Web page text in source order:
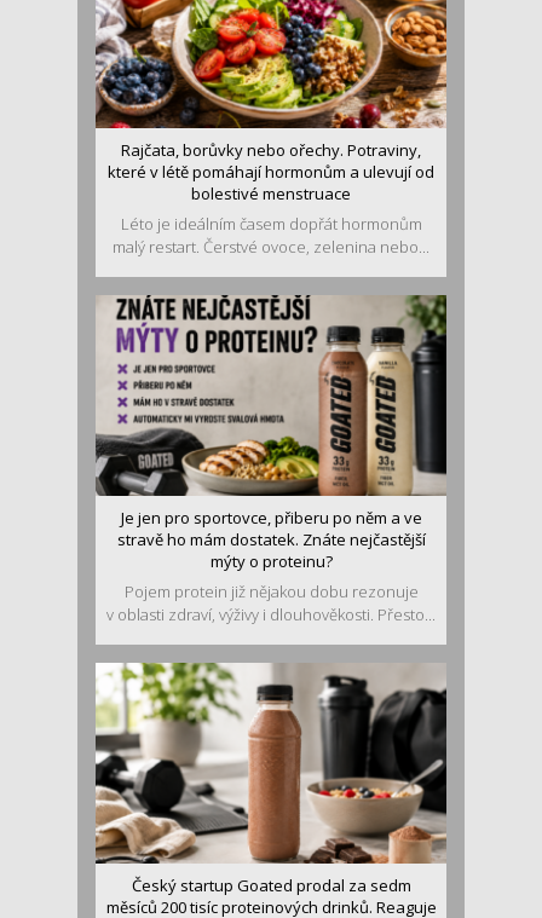
Rajčata, borůvky nebo ořechy. Potraviny,
které v létě pomáhají hormonům a ulevují od
bolestivé menstruace
Léto je ideálním časem dopřát hormonům
malý restart. Čerstvé ovoce, zelenina nebo...
Je jen pro sportovce, přiberu po něm a ve
stravě ho mám dostatek. Znáte nejčastější
mýty o proteinu?
Pojem protein již nějakou dobu rezonuje
v oblasti zdraví, výživy i dlouhověkosti. Přesto...
Český startup Goated prodal za sedm
měsíců 200 tisíc proteinových drinků. Reaguje